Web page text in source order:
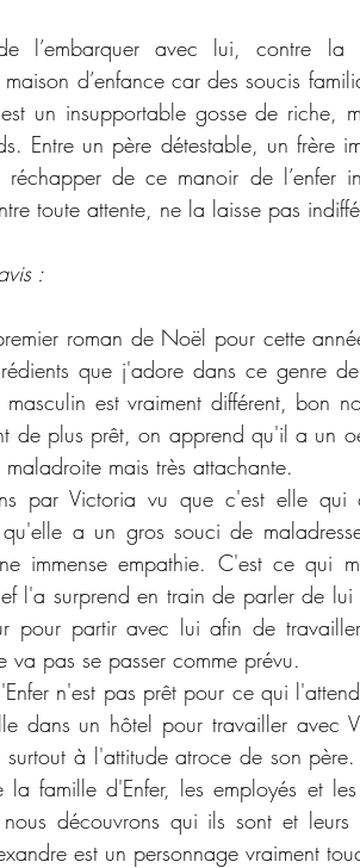
l’embarquer avec lui, contre la
maison d’enfance car des soucis
un insupportable gosse de riche,
Entre un père détestable, un frère
réchapper de ce manoir de l’enfer
toute attente, ne la laisse pas
:
roman de Noël pour cette
que j'adore dans ce genre
masculin est vraiment différent, bon
de plus prêt, on apprend qu'il a un
mais très attachante.
par Victoria vu que c'est elle
qu'elle a un gros souci de
immense empathie. C'est ce qui
l'a surprend en train de parler de
pour partir avec lui afin de
va pas se passer comme prévu.
n'est pas prêt pour ce qui
dans un hôtel pour travailler avec
surtout à l'attitude atroce de son
la famille d'Enfer, les employés et
nous découvrons qui ils sont et
est un personnage vraiment